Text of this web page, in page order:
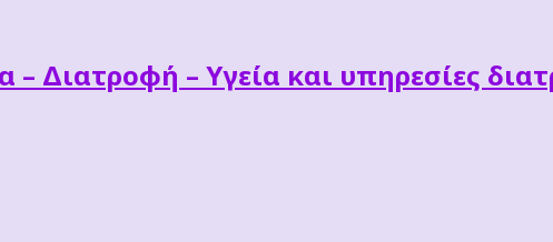
– Διατροφή – Υγεία και υπηρεσίες